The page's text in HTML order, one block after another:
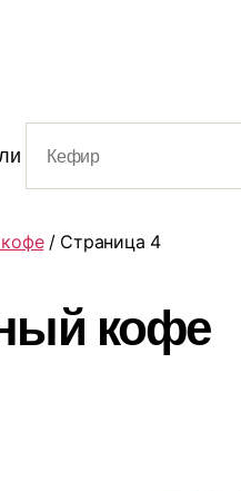
/ Страница 4
кофе